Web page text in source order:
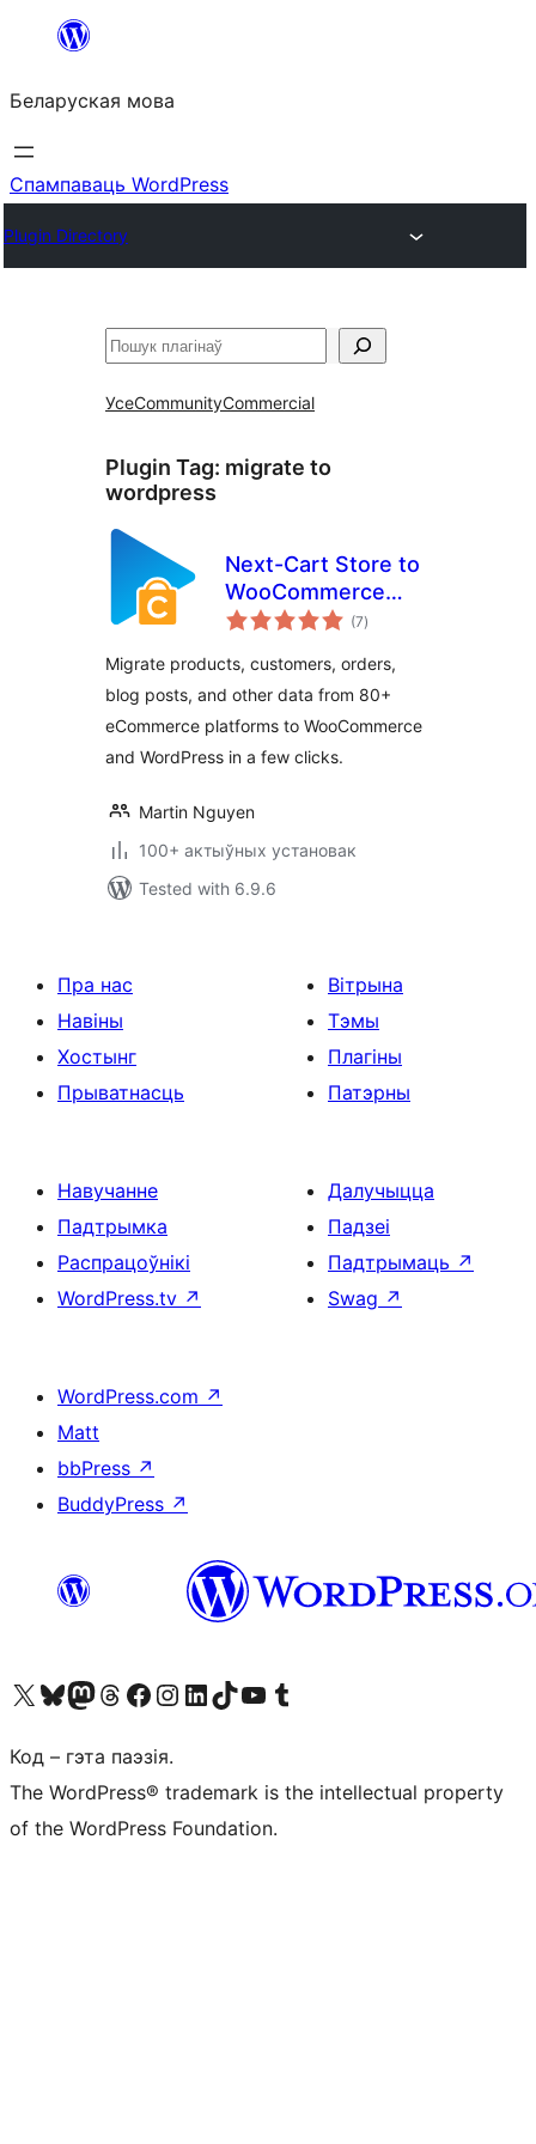
Перайсці
змесціва
Беларуская мова
Спампаваць WordPress
Plugin Directory
Пошук
УсеCommunityCommercial
Plugin Tag: migrate to
wordpress
Next-Cart Store to
WooCommerce
Migration
(7total
ratings
)
Migrate products, customers, orders,
blog posts, and other data from 80+
eCommerce platforms to WooCommerce
and WordPress in a few clicks.
Martin Nguyen
100+ актыўных установак
Tested with 6.9.6
Пра нас
Навіны
Хостынг
Прыватнасць
Вітрына
Тэмы
Плагіны
Патэрны
Навучанне
Падтрымка
Распрацоўнікі
WordPress.tv ↗
Далучыцца
Падзеі
Падтрымаць ↗
Swag ↗
WordPress.com ↗
Matt
bbPress ↗
BuddyPress ↗
Наведайце наш акаўнт у X (былы Twitter)
Visit our Bluesky account
Visit our Mastodon account
Visit our Threads account
Наведаеце нашу старонку на Facebook
Наведайце наш Instagram
Наведайце нашу старонку ў LinkedIn
Visit our TikTok account
Наведайце наш YouTube каналVisit our Tumblr account
Код – гэта паэзія.
The WordPress® trademark is the intellectual property
of the WordPress Foundation.